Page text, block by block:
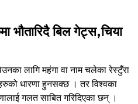
भौतारिदै बिल गेट्स,चिया
लागि महंगा वा नाम चलेका रेस्टुँरा
धारणा हुनसक्छ । तर विश्वका
गलत साबित गरिदिएका छन् ।